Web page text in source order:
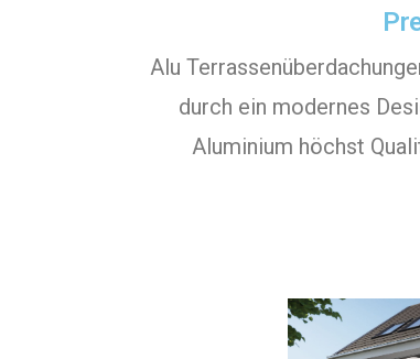
Alu
durch ein modernes
Aluminium höchst